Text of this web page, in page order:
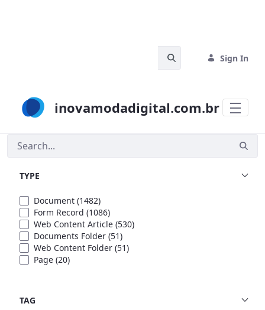
Sign In
inovamodadigital.com.br
Search
TYPE
Document (1482)
Form Record (1086)
Web Content Article (530)
Documents Folder (51)
Web Content Folder (51)
Page (20)
TAG